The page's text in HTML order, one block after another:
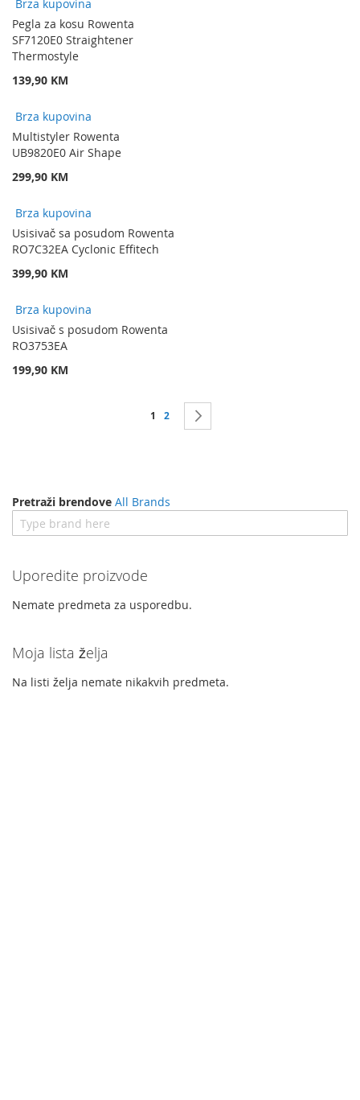
Brza kupovina
Pegla za kosu Rowenta
SF7120E0 Straightener
Thermostyle
139,90 KM
Brza kupovina
Multistyler Rowenta
UB9820E0 Air Shape
299,90 KM
Brza kupovina
Usisivač sa posudom Rowenta
RO7C32EA Cyclonic Effitech
399,90 KM
Brza kupovina
Usisivač s posudom Rowenta
RO3753EA
199,90 KM
Stranica
Trenutno čitate stranicu
1 Stranica
2
Pretraži brendove All Brands
Uporedite proizvode
Nemate predmeta za usporedbu.
Moja lista želja
Na listi želja nemate nikakvih predmeta.